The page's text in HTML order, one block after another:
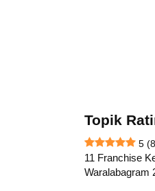
Topik
5
11 Franchise
Waralabagram